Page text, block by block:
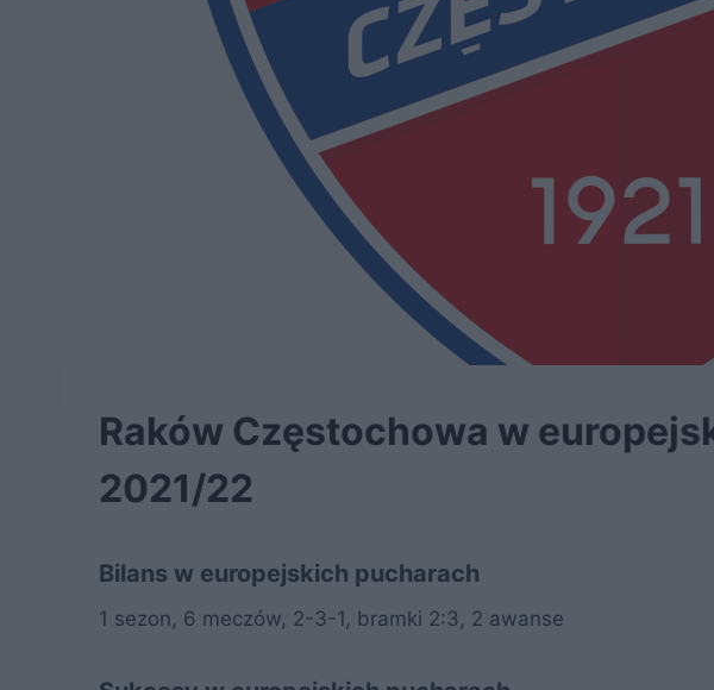
Raków Częstochowa w
2021/22
Bilans w europejskich pucharach
1 sezon, 6 meczów, 2-3-1, bramki 2:3, 2 awanse